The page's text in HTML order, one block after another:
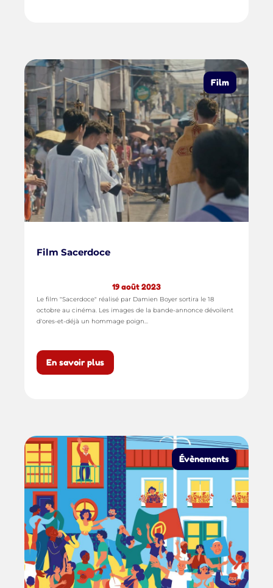
Film
Film Sacerdoce
19 août 2023
Le film "Sacerdoce" réalisé par Damien Boyer sortira le 18
octobre au cinéma. Les images de la bande-annonce dévoilent
d'ores-et-déjà un hommage poign...
En savoir plus
Évènements